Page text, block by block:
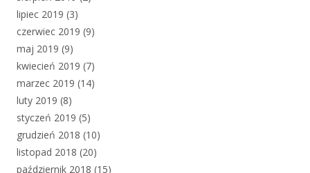
lipiec 2019 (3)
czerwiec 2019 (9)
maj 2019 (9)
kwiecień 2019 (7)
marzec 2019 (14)
luty 2019 (8)
styczeń 2019 (5)
grudzień 2018 (10)
listopad 2018 (20)
październik 2018 (15)